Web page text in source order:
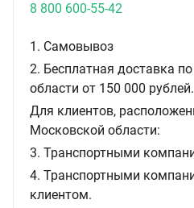
8 800 600-55-42
1. Самовывоз
2. Бесплатная доставка
области от 150 000 рублей.
Для клиентов,
Московской области:
3. Транспортными
4. Транспортными
клиентом.